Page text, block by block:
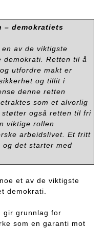
– demokratiets
av de viktigste
demokrati. Retten til å
utfordre makt er
og tillit i
denne retten
som et alvorlig
støtter også retten til fri
viktige rollen
arbeidslivet. Et fritt
og det starter med
et av de viktigste
demokrati.
gir grunnlag for
som en garanti mot